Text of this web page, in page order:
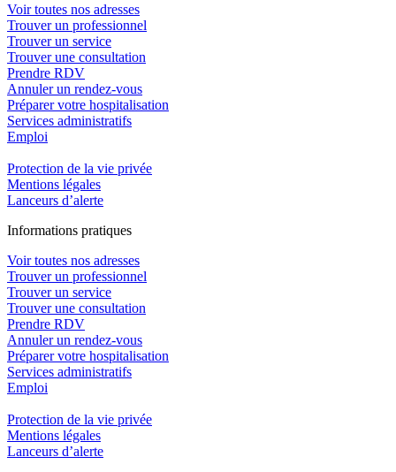
Voir toutes nos adresses
Trouver un professionnel
Trouver un service
Trouver une consultation
Prendre RDV
Annuler un rendez-vous
Préparer votre hospitalisation
Services administratifs
Emploi​
Protection de la vie privée
Mentions légales
Lanceurs d’alerte
Informations pratiques
Voir toutes nos adresses
Trouver un professionnel
Trouver un service
Trouver une consultation
Prendre RDV
Annuler un rendez-vous
Préparer votre hospitalisation
Services administratifs
Emploi​
Protection de la vie privée
Mentions légales
Lanceurs d’alerte